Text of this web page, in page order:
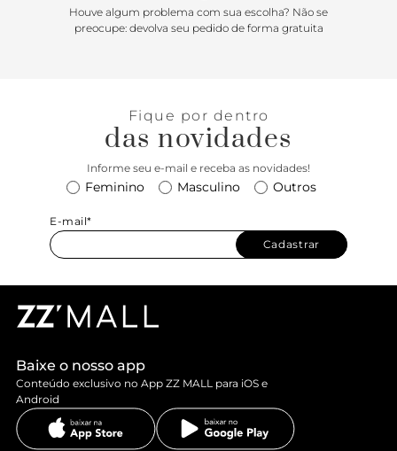
Houve algum problema com sua escolha? Não se
preocupe: devolva seu pedido de forma gratuita
Fique por dentro
das novidades
Informe seu e-mail e receba as novidades!
Feminino Masculino Outros
E-mail*
Cadastrar
Baixe o nosso app
Conteúdo exclusivo no App ZZ MALL para iOS e
Android